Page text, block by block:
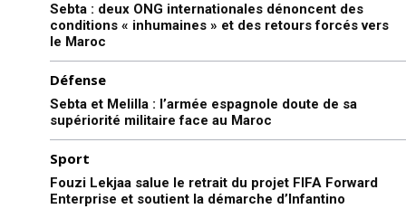
Sebta : deux ONG internationales dénoncent des
conditions « inhumaines » et des retours forcés vers
le Maroc
Défense
Sebta et Melilla : l’armée espagnole doute de sa
supériorité militaire face au Maroc
Sport
Fouzi Lekjaa salue le retrait du projet FIFA Forward
Enterprise et soutient la démarche d’Infantino